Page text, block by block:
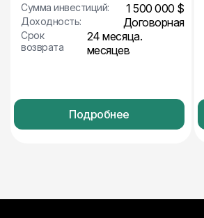
Сумма инвестиций: 1 500 000 $
Доходность: Договорная
Срок
возврата
24 месяца.
месяцев
Подробнее